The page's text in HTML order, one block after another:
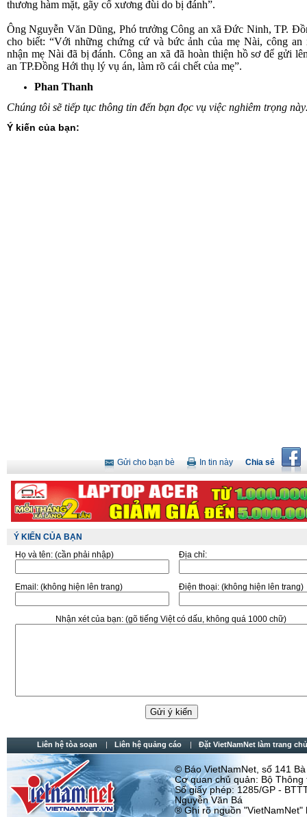
thương hàm mặt, gãy cổ xương đùi do bị đánh”.
Ông Nguyễn Văn Dũng, Phó trưởng Công an xã Đức Ninh, TP.
cho biết: “Với những chứng cứ và bức ảnh của mẹ Nài, công an
nhận mẹ Nài đã bị đánh. Công an xã đã hoàn thiện hồ sơ để gửi
an TP.Đồng Hới thụ lý vụ án, làm rõ cái chết của mẹ”.
Phan Thanh
Chúng tôi sẽ tiếp tục thông tin đến bạn đọc vụ việc nghiêm trọng
Ý kiến của bạn:
Chia sẻ
In tin này
Gửi cho bạn bè
Ý KIẾN CỦA BẠN
Họ và tên: (cần phải nhập) Địa chỉ:
Email: (không hiện lên trang) Điện thoại: (không hiện lên trang)
Nhận xét của bạn:(gõ tiếng Việt có dấu, không quá 1000 chữ)
Liên hệ tòa soạn Liên hệ quảng cáo Đặt VietNamNet làm trang chủ
© Báo VietNamNet, số 141
Cơ quan chủ quản: Bộ Thông
Số giấy phép: 1285/GP -
Nguyễn Văn Bá
® Ghi rõ nguồn "VietNamNet"